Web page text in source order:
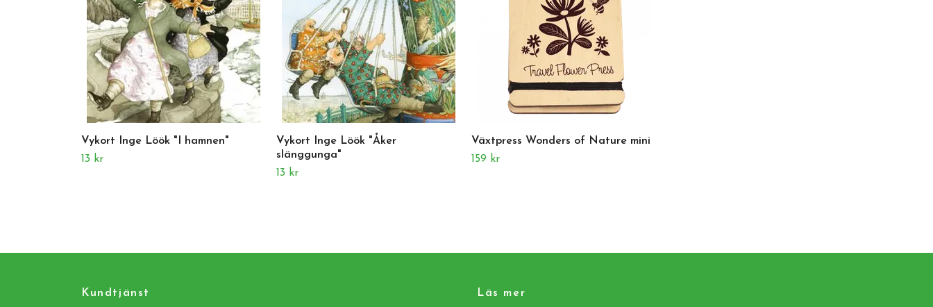
Vykort Inge Löök "I hamnen"
13 kr
Vykort Inge Löök "Åker
slänggunga"
13 kr
Växtpress Wonders of Nature mini
159 kr
Kundtjänst Läs mer